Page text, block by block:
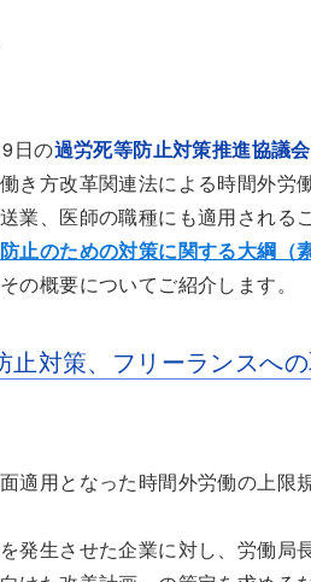
日の過労死等防止対策推進協議会
き方改革関連法による時間外労
業、医師の職種にも適用される
止のための対策に関する大綱（
の概要についてご紹介します。
止対策、フリーランスへ
用となった時間外労働の上限
生させた企業に対し、労働局